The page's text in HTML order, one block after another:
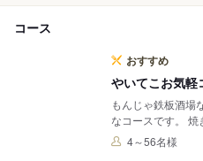
コース
おすすめ
やいてこお気軽
もんじゃ鉄板酒場
なコースです。 焼き立て出汁巻きたまご、名物の国産牛
すじの塩焼・やい
4～56名様